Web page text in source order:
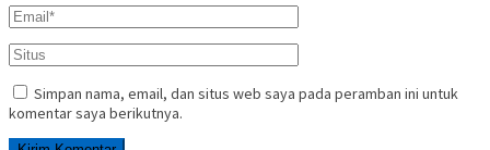
Simpan nama, email, dan situs web saya pada peramban ini untuk
komentar saya berikutnya.